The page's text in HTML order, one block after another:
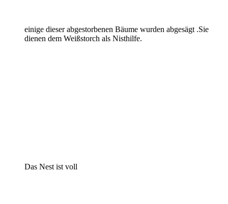
einige dieser abgestorbenen Bäume wurden abgesägt .Sie
dienen dem Weißstorch als Nisthilfe.
Das Nest ist voll